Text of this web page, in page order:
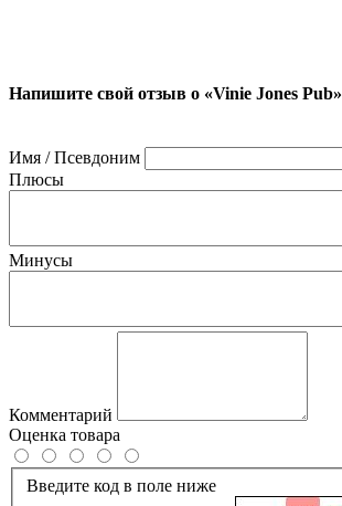
Напишите свой отзыв о «Vinie Jones Pub»
Имя / Псевдоним
Плюсы
Минусы
Комментарий
Оценка товара
Введите код в поле ниже